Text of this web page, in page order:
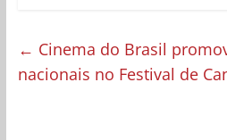
← Cinema do Brasil
nacionais no Festival de